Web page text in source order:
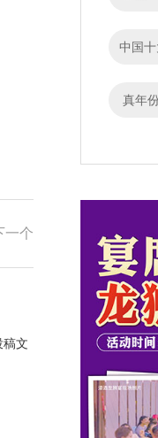
一个
稿文
真年